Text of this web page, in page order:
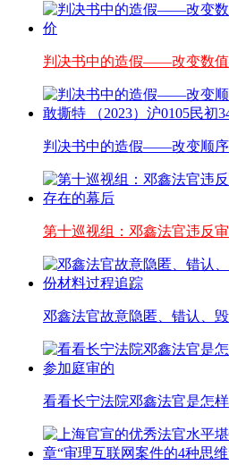
判决书中的造假——改变数
判决书中的造假——改变顺
第十巡视组：邓鑫法官违反
邓鑫法官故意隐匿、错认、
看看长宁法院邓鑫法官是怎